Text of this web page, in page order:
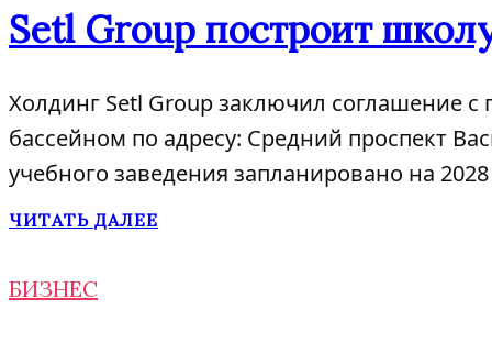
Setl Group построит
Холдинг Setl Group заключил соглашение
бассейном по адресу: Средний проспект
учебного заведения запланировано на 2028
ЧИТАТЬ ДАЛЕЕ
БИЗНЕС